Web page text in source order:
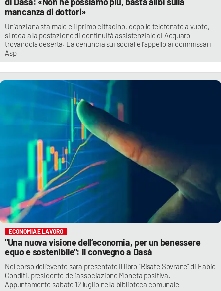
di Dasà: «Non ne possiamo più, basta alibi sulla
mancanza di dottori»
Un'anziana sta male e il primo cittadino, dopo le telefonate a vuoto,
si reca alla postazione di continuità assistenziale di Acquaro
trovandola deserta. La denuncia sui social e l'appello ai commissari
Asp
ECONOMIA E LAVORO
"Una nuova visione dell’economia, per un benessere
equo e sostenibile": il convegno a Dasà
Nel corso dell'evento sarà presentato il libro "Risate Sovrane" di Fabio
Conditi, presidente dell'associazione Moneta positiva.
Appuntamento sabato 12 luglio nella biblioteca comunale